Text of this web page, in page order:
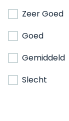
Zeer Goed
Goed
Gemiddeld
Slecht